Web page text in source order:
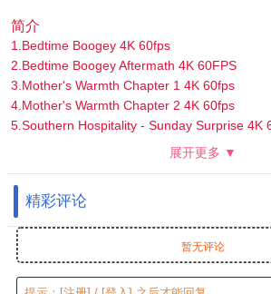
简介
1.Bedtime Boogey 4K 60fps
2.Bedtime Boogey Aftermath 4K 60FPS
3.Mother's Warmth Chapter 1 4K 60fps
4.Mother's Warmth Chapter 2 4K 60fps
5.Southern Hospitality - Sunday Surprise 4K
6.Southern Hospitality 4K 60fps
8.Mischievous Mamacita 淘气妈妈是辣妹: 4K
9.Mischievous Mamacita：Primera Nocha 淘
展开更多 ▼
精彩评论
暂无评论